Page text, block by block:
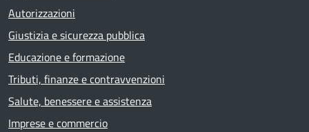
Autorizzazioni
Giustizia e sicurezza pubblica
Educazione e formazione
Tributi, finanze e contravvenzioni
Salute, benessere e assistenza
Imprese e commercio